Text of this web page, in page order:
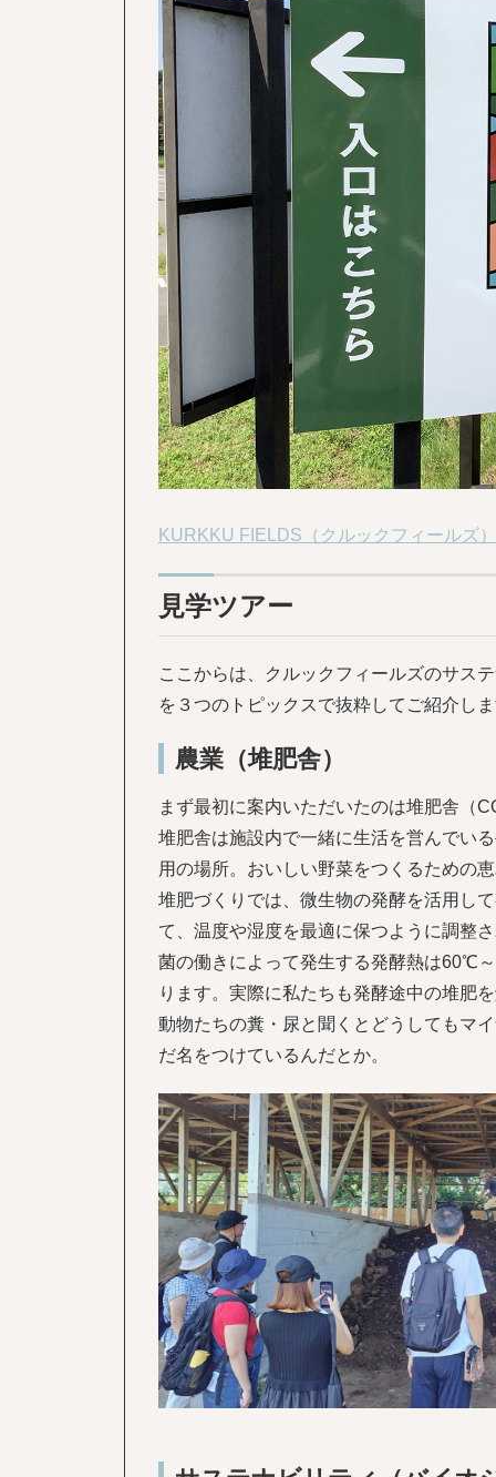
KURKKU FIELDS（クルックフィールズ）
見学ツアー
ここからは、クルックフィールズのサス
を３つのトピックスで抜粋してご紹介し
農業（堆肥舎）
まず最初に案内いただいたのは堆肥舎（
堆肥舎は施設内で一緒に生活を営んでい
用の場所。おいしい野菜をつくるための
堆肥づくりでは、微生物の発酵を活用し
て、温度や湿度を最適に保つように調整
菌の働きによって発生する発酵熱は60℃
ります。実際に私たちも発酵途中の堆肥
動物たちの糞・尿と聞くとどうしてもマ
だ名をつけているんだとか。